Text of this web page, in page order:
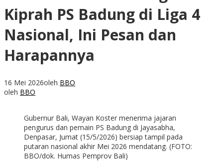
Kiprah PS Badung di Liga 4
Nasional, Ini Pesan dan
Harapannya
16 Mei 2026oleh BBO
oleh BBO
Gubernur Bali, Wayan Koster menerima jajaran
pengurus dan pemain PS Badung di Jayasabha,
Denpasar, Jumat (15/5/2026) bersiap tampil pada
putaran nasional akhir Mei 2026 mendatang. (FOTO:
BBO/dok. Humas Pemprov Bali)